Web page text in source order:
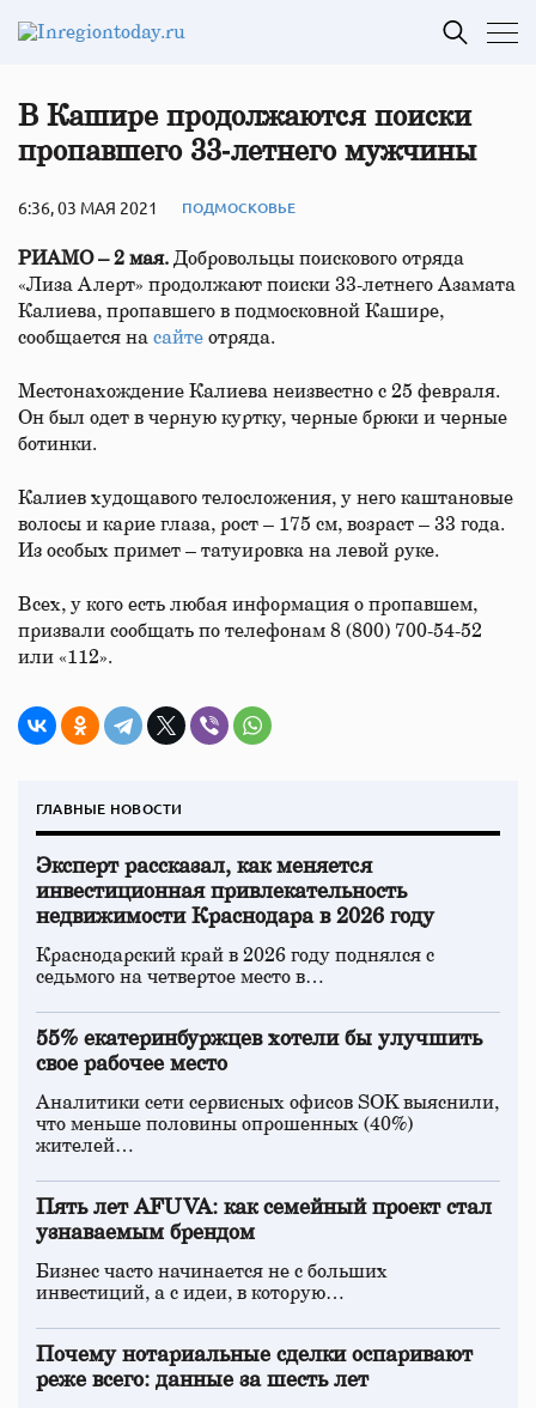
В Кашире продолжаются поиски
пропавшего 33‑летнего мужчины
6:36, 03 МАЯ 2021 ПОДМОСКОВЬЕ
РИАМО – 2 мая. Добровольцы поискового отряда
«Лиза Алерт» продолжают поиски 33-летнего Азамата
Калиева, пропавшего в подмосковной Кашире,
сообщается на сайте отряда.
Местонахождение Калиева неизвестно с 25 февраля.
Он был одет в черную куртку, черные брюки и черные
ботинки.
Калиев худощавого телосложения, у него каштановые
волосы и карие глаза, рост – 175 см, возраст – 33 года.
Из особых примет – татуировка на левой руке.
Всех, у кого есть любая информация о пропавшем,
призвали сообщать по телефонам 8 (800) 700-54-52
или «112».
ГЛАВНЫЕ НОВОСТИ
Эксперт рассказал, как меняется
инвестиционная привлекательность
недвижимости Краснодара в 2026 году
Краснодарский край в 2026 году поднялся с
седьмого на четвертое место в…
55% екатеринбуржцев хотели бы улучшить
свое рабочее место
Аналитики сети сервисных офисов SOK выяснили,
что меньше половины опрошенных (40%)
жителей…
Пять лет AFUVA: как семейный проект стал
узнаваемым брендом
Бизнес часто начинается не с больших
инвестиций, а с идеи, в которую…
Почему нотариальные сделки оспаривают
реже всего: данные за шесть лет